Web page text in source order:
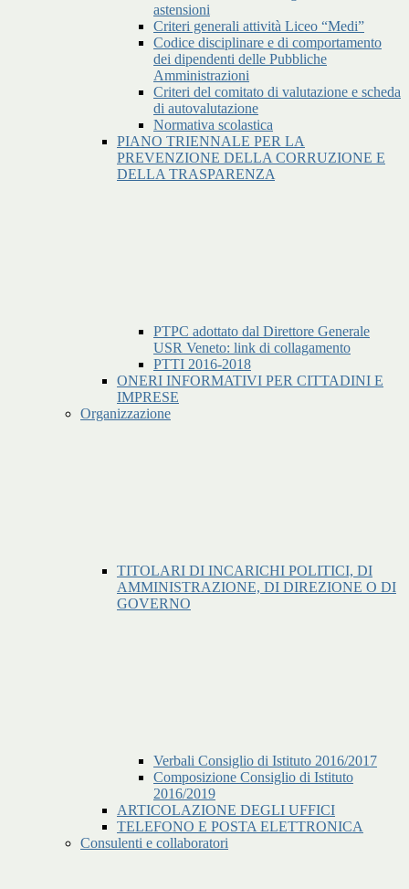
astensioni
Criteri generali attività Liceo “Medi”
Codice disciplinare e di comportamento
dei dipendenti delle Pubbliche
Amministrazioni
Criteri del comitato di valutazione e scheda
di autovalutazione
Normativa scolastica
PIANO TRIENNALE PER LA
PREVENZIONE DELLA CORRUZIONE E
DELLA TRASPARENZA
PTPC adottato dal Direttore Generale
USR Veneto: link di collagamento
PTTI 2016-2018
ONERI INFORMATIVI PER CITTADINI E
IMPRESE
Organizzazione
TITOLARI DI INCARICHI POLITICI, DI
AMMINISTRAZIONE, DI DIREZIONE O DI
GOVERNO
Verbali Consiglio di Istituto 2016/2017
Composizione Consiglio di Istituto
2016/2019
ARTICOLAZIONE DEGLI UFFICI
TELEFONO E POSTA ELETTRONICA
Consulenti e collaboratori